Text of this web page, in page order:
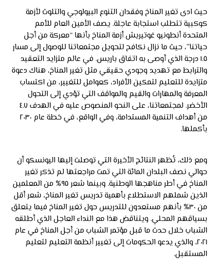
حيث ادى تغير المناخ وفقدان التنوع البيولوجي والتلوث لأزمة
كوكبية تتطلب استجابة عاجلة. يصف الأمين العام للأمم
المتحدة أنطونيو غوتيريش أزمة المناخ بأنها “معركة من أجل
حياتنا”، حيث ما نزال نكافح لتحويل مجتمعاتنا للوصول إلى مسار
١.٥ درجة الذي أوصى به اتفاق باريس. في عالم متزايد التعقيد
والترابط مع تهديد وجودي حقيقي مثل تغير المناخ، هناك دعوة
متزايدة للتعليم لتمكين الأفراد، كعوامل للتغيير، من اكتساب
المعرفة والمهارات والقيم والمواقف التي تؤدي إلى التحول
الأخضر. لمجتمعاتنا، على النحو المنصوص عليه في الهدف ٤.٧
من أهداف التنمية المستدامة، وفي الواقع، في خطة عام ٢٠٣٠
بأكملها.
ومع ذلك، تُظهر النتائج الأخيرة التي توصلت إليها اليونسكو أن
حوالي نصف البلدان المائة التي تمت مراجعتها لم تذكر تغير
المناخ في أطر مناهجها الوطنية. وبينما شعر ٩٥% من المعلمين
الذين شملهم الاستطلاع بأهمية تدريس تغير المناخ، شعر أقل
من ٣٠% بأنهم مستعدون للتدريس حول تغير المناخ فيما يتعلق
بسياقهم المحلي. ويتناقض هذا مع النداء العاجل الذي أطلقه
الشباب خلال حدث ما قبل مؤتمر الشباب من أجل المناخ في عام
٢٠٢١، والذي يدعو الحكومات إلى تغيير أنظمة التعليم لتعليم
المستقبل.